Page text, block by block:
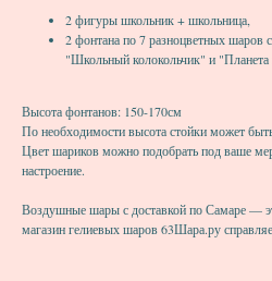
2 фигуры школьник + школьница,
2 фонтана по 7 разноцветных шаров
"Школьный колокольчик" и
Высота фонтанов: 150-170см
По необходимости высота стойки может
Цвет шариков можно подобрать под ваше
настроение.
Воздушные шары с доставкой по Самаре —
магазин гелиевых шаров 63Шара.ру